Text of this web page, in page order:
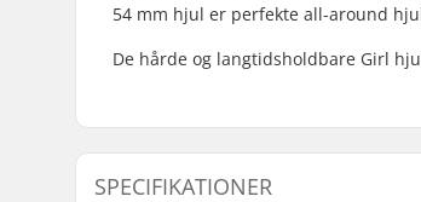
54 mm hjul er perfekte all-around
De hårde og langtidsholdbare Girl
SPECIFIKATIONER